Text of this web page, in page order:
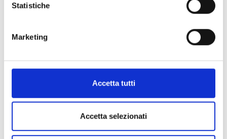
Statistiche
Marketing
Accetta tutti
Accetta selezionati
ANELLI COLORE
1.415,00€
ANELLI COLORE
1.130,00€